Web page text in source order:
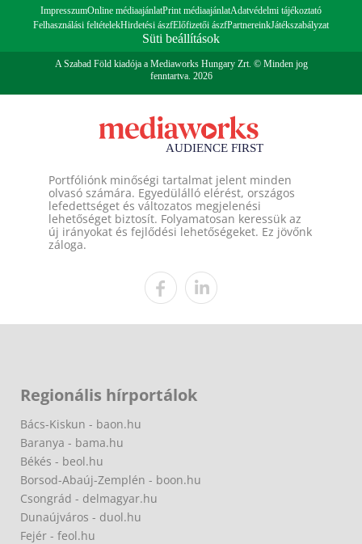
ImpresszumOnline médiaajánlatPrint médiaajánlatAdatvédelmi tájékoztató
Felhasználási feltételekHirdetési ászfElőfizetői ászfPartnereinkJátékszabályzat
Süti beállítások
A Szabad Föld kiadója a Mediaworks Hungary Zrt. © Minden jog
fenntartva. 2026
Portfóliónk minőségi tartalmat jelent minden
olvasó számára. Egyedülálló elérést, országos
lefedettséget és változatos megjelenési
lehetőséget biztosít. Folyamatosan keressük az
új irányokat és fejlődési lehetőségeket. Ez jövőnk
záloga.
Regionális hírportálok
Bács-Kiskun - baon.hu
Baranya - bama.hu
Békés - beol.hu
Borsod-Abaúj-Zemplén - boon.hu
Csongrád - delmagyar.hu
Dunaújváros - duol.hu
Fejér - feol.hu